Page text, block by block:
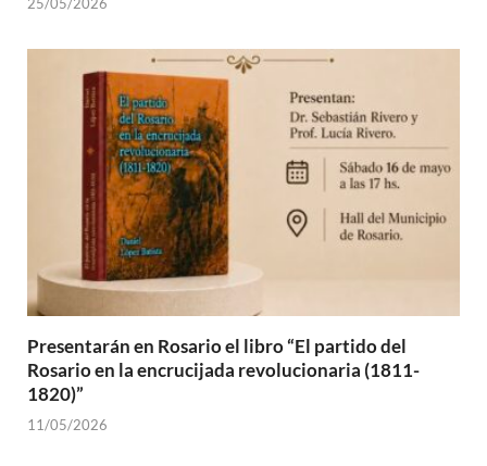
Presentarán en Rosario el libro “El partido del
Rosario en la encrucijada revolucionaria (1811-
1820)”
11/05/2026